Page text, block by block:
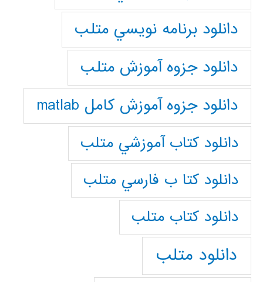
دانلود برنامه نويسي متلب
دانلود جزوه آموزش متلب
دانلود جزوه آموزش کامل matlab
دانلود كتاب آموزشي متلب
دانلود كتا ب فارسي متلب
دانلود كتاب متلب
دانلود متلب